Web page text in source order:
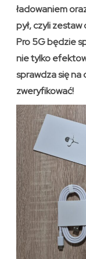
ładowaniem
pył, czyli
Pro 5G będzie
nie tylko
sprawdza się na
zweryfikować!